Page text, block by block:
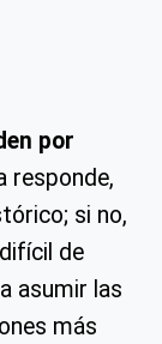
por
responde,
si no,
de
asumir las
más